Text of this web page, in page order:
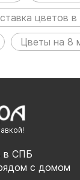
цветов
Цветы на 8
в СПБ
с домом